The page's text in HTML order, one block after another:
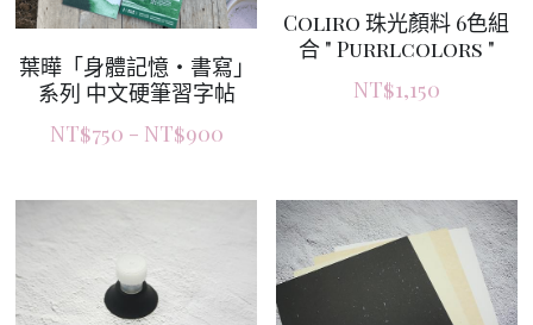
葉曄「身體記憶‧書寫」
系列 中文硬筆習字帖
NT$750 - NT$900
Coliro 珠光顏料 6色組
合 " Purrlcolors "
NT$1,150